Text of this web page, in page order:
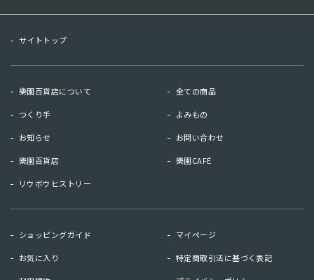
樂園CAFE
サイトトップ
樂園百貨店について 全ての商品
つくり手 よみもの
お知らせ お問い合わせ
樂園百貨店 樂園CAFÉ
リウボウヒストリー
ショッピングガイド マイページ
お気に入り 特定商取引法に基づく表記